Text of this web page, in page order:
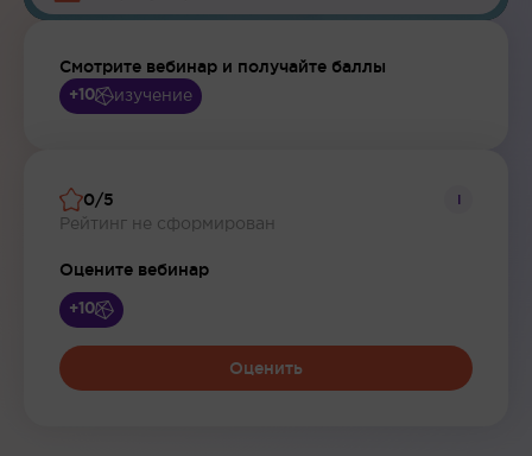
Смотрите вебинар и получайте баллы
+10 изучение
0/5
Рейтинг не сформирован
i
Оцените вебинар
+10
Оценить